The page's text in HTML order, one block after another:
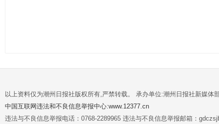
以上资料仅为潮州日报社版权所有,严禁转载。 承办单位:潮州日报社新媒体
中国互联网违法和不良信息举报中心:www.12377.cn
违法与不良信息举报电话：0768-2289965 违法与不良信息举报邮箱：